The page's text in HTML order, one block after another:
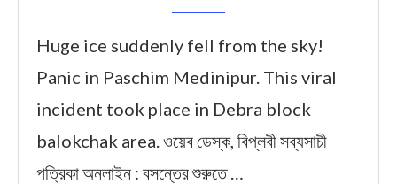
Huge ice suddenly fell from the sky!
Panic in Paschim Medinipur. This viral
incident took place in Debra block
balokchak area. ওয়েব ডেস্ক, বিপ্লবী সব্যসাচী
পত্রিকা অনলাইন : বসন্তের শুরুতে …